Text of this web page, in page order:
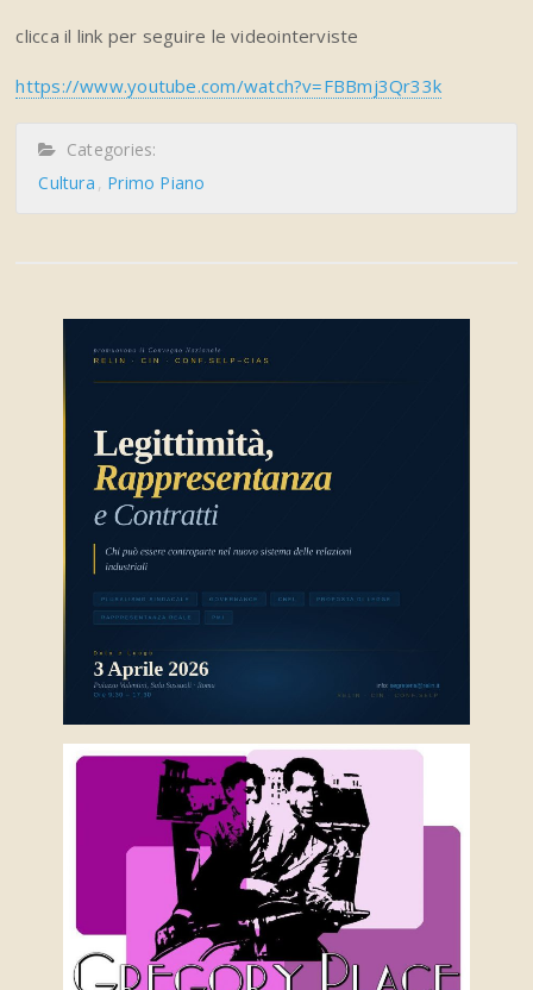
clicca il link per seguire le videointerviste
https://www.youtube.com/watch?v=FBBmj3Qr33k
Categories:
Cultura
Primo Piano